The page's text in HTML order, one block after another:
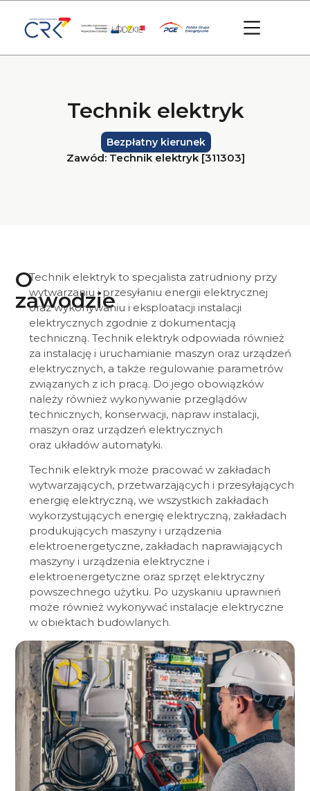
Technik elektryk
Bezpłatny kierunek
Zawód: Technik elektryk [311303]
O
zawodzie
Technik elektryk to specjalista zatrudniony przy
wytwarzaniu i przesyłaniu energii elektrycznej
oraz wykonywaniu i eksploatacji instalacji
elektrycznych zgodnie z dokumentacją
techniczną. Technik elektryk odpowiada również
za instalację i uruchamianie maszyn oraz urządzeń
elektrycznych, a także regulowanie parametrów
związanych z ich pracą. Do jego obowiązków
należy również wykonywanie przeglądów
technicznych, konserwacji, napraw instalacji,
maszyn oraz urządzeń elektrycznych
oraz układów automatyki.
Technik elektryk może pracować w zakładach
wytwarzających, przetwarzających i przesyłających
energię elektryczną, we wszystkich zakładach
wykorzystujących energię elektryczną, zakładach
produkujących maszyny i urządzenia
elektroenergetyczne, zakładach naprawiających
maszyny i urządzenia elektryczne i
elektroenergetyczne oraz sprzęt elektryczny
powszechnego użytku. Po uzyskaniu uprawnień
może również wykonywać instalacje elektryczne
w obiektach budowlanych.